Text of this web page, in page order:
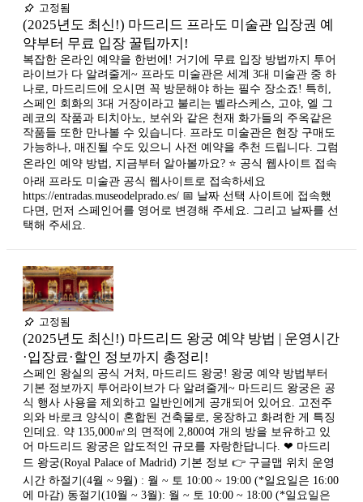
고정됨
(2025년도 최신!) 마드리드 프라도 미술관 입장권 예
약부터 무료 입장 꿀팁까지!
복잡한 온라인 예약을 한번에! 거기에 무료 입장 방법까지 투어
라이브가 다 알려줄게~ 프라도 미술관은 세계 3대 미술관 중 하
나로, 마드리드에 오시면 꼭 방문해야 하는 필수 장소죠! 특히,
스페인 회화의 3대 거장이라고 불리는 벨라스케스, 고야, 엘 그
레코의 작품과 티치아노, 보쉬와 같은 천재 화가들의 주옥같은
작품들 또한 만나볼 수 있습니다. 프라도 미술관은 현장 구매도
가능하나, 매진될 수도 있으니 사전 예약을 추천 드립니다. 그럼
온라인 예약 방법, 지금부터 알아볼까요? ⭐ 공식 웹사이트 접속
아래 프라도 미술관 공식 웹사이트로 접속하세요
https://entradas.museodelprado.es/ 📅 날짜 선택 사이트에 접속했
다면, 먼저 스페인어를 영어로 변경해 주세요. 그리고 날짜를 선
택해 주세요.
고정됨
(2025년도 최신!) 마드리드 왕궁 예약 방법 | 운영시간
·입장료·할인 정보까지 총정리!
스페인 왕실의 공식 거처, 마드리드 왕궁! 왕궁 예약 방법부터
기본 정보까지 투어라이브가 다 알려줄게~ 마드리드 왕궁은 공
식 행사 사용을 제외하고 일반인에게 공개되어 있어요. 고전주
의와 바로크 양식이 혼합된 건축물로, 웅장하고 화려한 게 특징
인데요. ​약 135,000㎡의 면적에 2,800여 개의 방을 보유하고 있
어 마드리드 왕궁은 압도적인 규모를 자랑한답니다. ❤ 마드리
드 왕궁(Royal Palace of Madrid) 기본 정보 👉 구글맵 위치 운영
시간 하절기(4월 ~ 9월) : 월 ~ 토 10:00 ~ 19:00 (*일요일은 16:00
에 마감) 동절기(10월 ~ 3월): 월 ~ 토 10:00 ~ 18:00 (*일요일은